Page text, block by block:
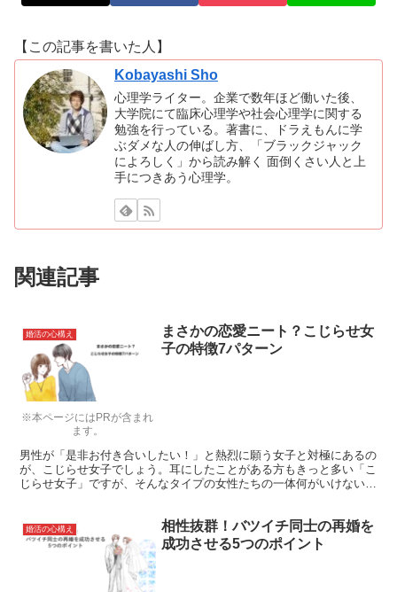
【この記事を書いた人】
Kobayashi Sho
心理学ライター。企業で数年ほど働いた後、
大学院にて臨床心理学や社会心理学に関する
勉強を行っている。著書に、ドラえもんに学
ぶダメな人の伸ばし方、「ブラックジャック
によろしく」から読み解く 面倒くさい人と上
手につきあう心理学。
関連記事
※本ページにはPRが含まれ
ます。
婚活の心構え
まさかの恋愛ニート？こじらせ女
子の特徴7パターン
男性が「是非お付き合いしたい！」と熱烈に願う女子と対極にあるの
が、こじらせ女子でしょう。耳にしたことがある方もきっと多い「こ
じらせ女子」ですが、そんなタイプの女性たちの一体何がいけないん
婚活の心構え
相性抜群！バツイチ同士の再婚を
成功させる5つのポイント